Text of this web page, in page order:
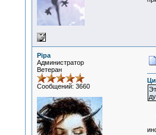
Pipa
Администратор
Ветеран
Сообщений: 3660